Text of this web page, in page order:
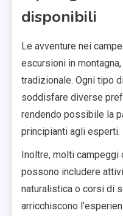
disponibili
Le avventure nei
escursioni in
tradizionale. Ogni tipo
soddisfare diverse
rendendo possibile la
principianti agli esperti.
Inoltre, molti
possono includere
naturalistica o corsi di
arricchiscono